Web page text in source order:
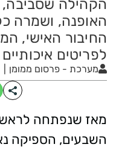
הקהילה
האופנה, ושמרה
החיבור האישי,
לפריטים
מערכת - פרסום ממומן
מאז שנפתחה
השבעים, הספיקה